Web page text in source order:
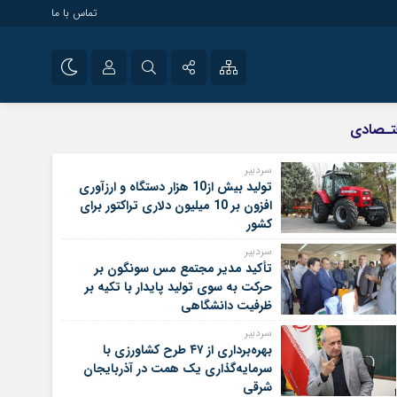
تماس با ما
سروش
ایتا
آپارات
رمز عبور
مرا به خاطر بسپار
سردبیر
تولید بیش از10 هزار دستگاه و ارزآوری
افزون بر 10 میلیون دلاری تراکتور برای
کشور
سردبیر
تأکید مدیر مجتمع مس سونگون بر
حرکت به سوی تولید پایدار با تکیه بر
ظرفیت دانشگاهی
سردبیر
بهره‌برداری از ۴۷ طرح کشاورزی با
سرمایه‌گذاری یک همت در آذربایجان
شرقی